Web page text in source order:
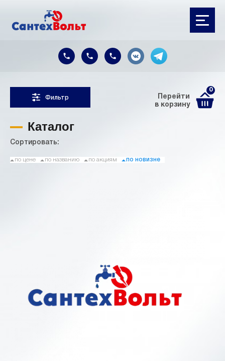
Фильтр
Каталог
Перейти
в корзину
0
Сортировать:
по цене по названию по акциям по новизне